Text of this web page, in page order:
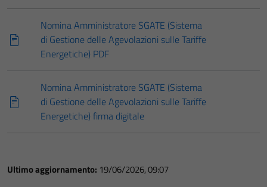
Nomina Amministratore SGATE (Sistema
di Gestione delle Agevolazioni sulle Tariffe
Energetiche) PDF
Nomina Amministratore SGATE (Sistema
di Gestione delle Agevolazioni sulle Tariffe
Energetiche) firma digitale
Ultimo aggiornamento: 19/06/2026, 09:07